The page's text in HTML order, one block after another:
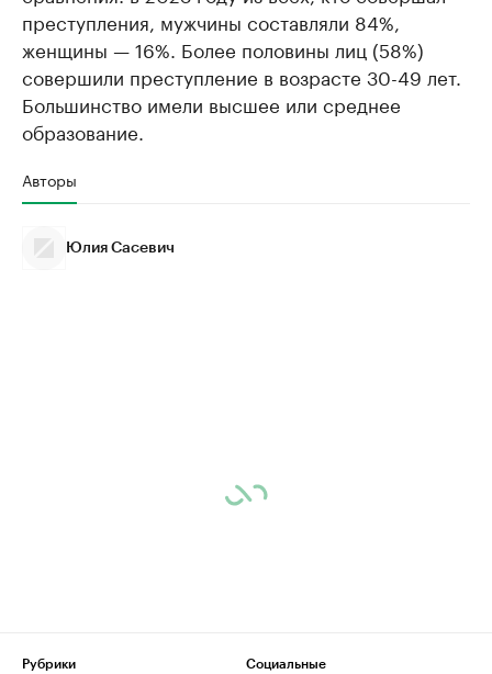
преступления, мужчины составляли 84%,
женщины — 16%. Более половины лиц (58%)
совершили преступление в возрасте 30-49 лет.
Большинство имели высшее или среднее
образование.
Авторы
Юлия Сасевич
Рубрики
Социальные